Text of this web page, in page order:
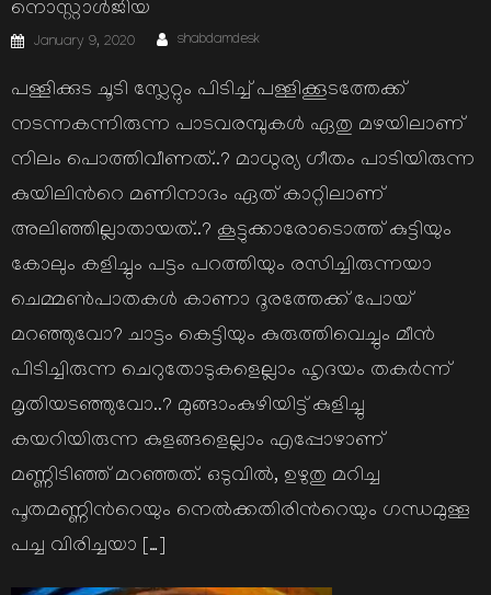
നൊസ്റ്റാള്‍ജിയ
Posted
on
January 9, 2020 Author
shabdamdesk
പള്ളിക്കുട ചൂടി സ്ലേറ്റും പിടിച്ച് പള്ളിക്കൂടത്തേക്ക്
നടന്നകന്നിരുന്ന പാടവരമ്പുകള്‍ ഏതു മഴയിലാണ്
നിലം പൊത്തിവീണത്..? മാധുര്യ ഗീതം പാടിയിരുന്ന
കുയിലിന്‍റെ മണിനാദം ഏത് കാറ്റിലാണ്
അലിഞ്ഞില്ലാതായത്..? കൂട്ടുക്കാരോടൊത്ത് കുട്ടിയും
കോലും കളിച്ചും പട്ടം പറത്തിയും രസിച്ചിരുന്നയാ
ചെമ്മണ്‍പാതകള്‍ കാണാ ദൂരത്തേക്ക് പോയ്
മറഞ്ഞുവോ? ചാട്ടം കെട്ടിയും കുരുത്തിവെച്ചും മീന്‍
പിടിച്ചിരുന്ന ചെറുതോടുകളെല്ലാം ഹൃദയം തകര്‍ന്ന്
മൃതിയടഞ്ഞുവോ..? മുങ്ങാംകുഴിയിട്ട് കുളിച്ചു
കയറിയിരുന്ന കുളങ്ങളെല്ലാം എപ്പോഴാണ്
മണ്ണിടിഞ്ഞ് മറഞ്ഞത്. ഒടുവില്‍, ഉഴുതു മറിച്ച
പൂതമണ്ണിന്‍റെയും നെല്‍ക്കതിരിന്‍റെയും ഗന്ധമുള്ള
പച്ച വിരിച്ചയാ […]